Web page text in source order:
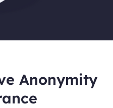
Anonymity